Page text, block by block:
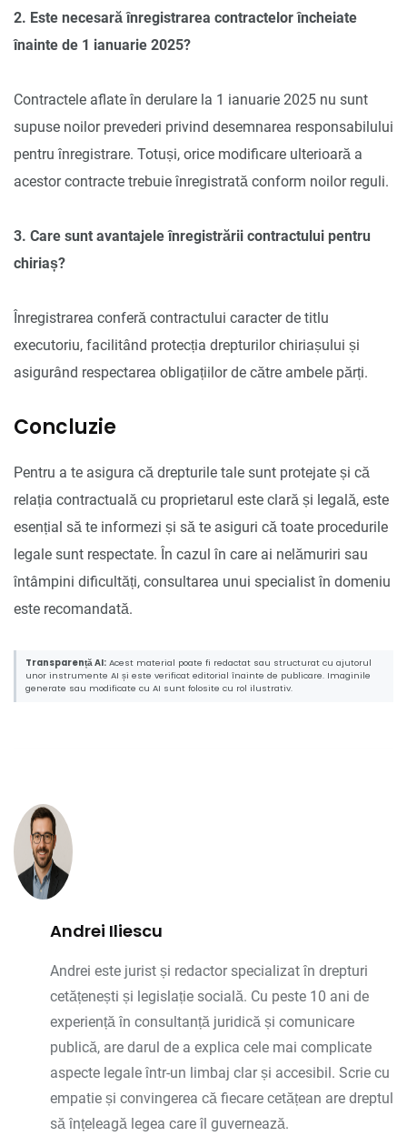
2. Este necesară înregistrarea contractelor încheiate
înainte de 1 ianuarie 2025?
Contractele aflate în derulare la 1 ianuarie 2025 nu sunt
supuse noilor prevederi privind desemnarea responsabilului
pentru înregistrare. Totuși, orice modificare ulterioară a
acestor contracte trebuie înregistrată conform noilor reguli.
3. Care sunt avantajele înregistrării contractului pentru
chiriaș?
Înregistrarea conferă contractului caracter de titlu
executoriu, facilitând protecția drepturilor chiriașului și
asigurând respectarea obligațiilor de către ambele părți.
Concluzie
Pentru a te asigura că drepturile tale sunt protejate și că
relația contractuală cu proprietarul este clară și legală, este
esențial să te informezi și să te asiguri că toate procedurile
legale sunt respectate. În cazul în care ai nelămuriri sau
întâmpini dificultăți, consultarea unui specialist în domeniu
este recomandată.
Transparență AI: Acest material poate fi redactat sau structurat cu ajutorul
unor instrumente AI și este verificat editorial înainte de publicare. Imaginile
generate sau modificate cu AI sunt folosite cu rol ilustrativ.
Andrei Iliescu
Andrei este jurist și redactor specializat în drepturi
cetățenești și legislație socială. Cu peste 10 ani de
experiență în consultanță juridică și comunicare
publică, are darul de a explica cele mai complicate
aspecte legale într-un limbaj clar și accesibil. Scrie cu
empatie și convingerea că fiecare cetățean are dreptul
să înțeleagă legea care îl guvernează.